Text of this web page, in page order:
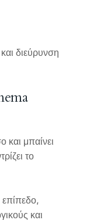
διεύρυνση
και μπαίνει
το
επίπεδο,
και